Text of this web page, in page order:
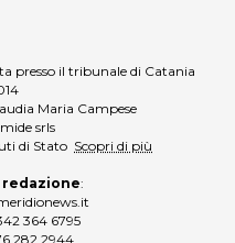
presso il tribunale di Catania
Maria Campese
srls
di Stato Scopri di più
redazione:
364 6795
282 2944